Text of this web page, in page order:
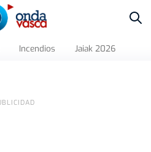
Incendios Jaiak 2026